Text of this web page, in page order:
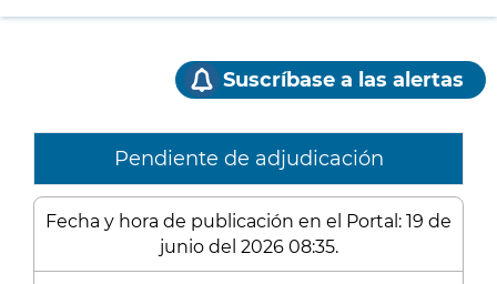
Suscríbase a las alertas
Pendiente de adjudicación
Fecha y hora de publicación en el Portal: 19 de
junio del 2026 08:35.